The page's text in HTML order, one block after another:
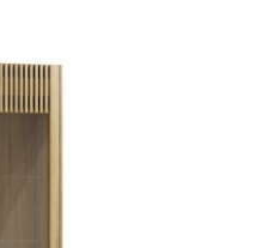
wnętrza.
przedmiotów.